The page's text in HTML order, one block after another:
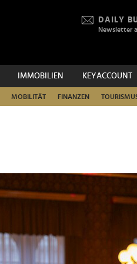
DAILY
Newsletter
IMMOBILIEN KEYACCOUNT
MOBILITÄT FINANZEN